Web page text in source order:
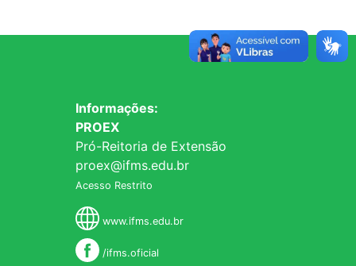
Informações:
PROEX
Pró-Reitoria de Extensão
proex@ifms.edu.br
Acesso Restrito
www.ifms.edu.br
/ifms.oficial